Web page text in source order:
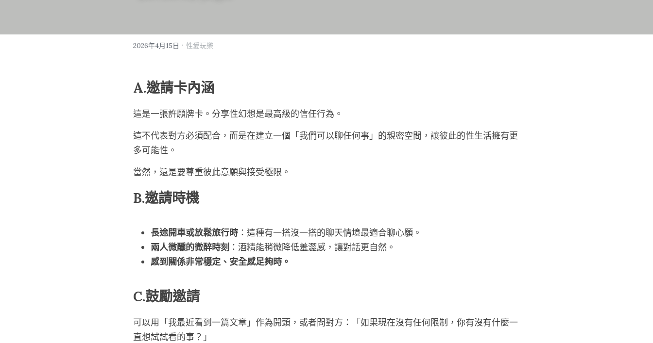
2026年4月15日 · 性愛玩樂
A.邀請卡內涵
這是一張許願牌卡。分享性幻想是最高級的信任行為。
這不代表對方必須配合，而是在建立一個「我們可以聊任何事」的親密空間，讓彼此的性生活擁有更
多可能性。
當然，還是要尊重彼此意願與接受極限。
B.邀請時機
長途開車或放鬆旅行時 ：這種有一搭沒一搭的聊天情境最適合聊心願。
兩人微醺的微醉時刻 ：酒精能稍微降低羞澀感，讓對話更自然。
感到關係非常穩定、安全感足夠時。
C.鼓勵邀請
可以用「我最近看到一篇文章」作為開頭，或者問對方：「如果現在沒有任何限制，你有沒有什麼一
直想試試看的事？」